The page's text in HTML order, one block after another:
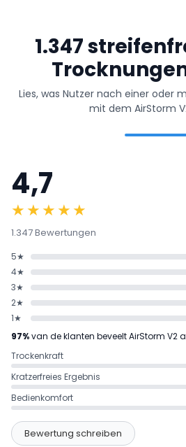
1.347
Lies, was Nutzer nach einer oder
mit dem AirStorm
4,7
★★★★★
1.347 Bewertungen
5★
4★
3★
2★
1★
97%van de klanten beveelt AirStorm V2
Trockenkraft
Kratzerfreies Ergebnis
Bedienkomfort
Bewertung schreiben